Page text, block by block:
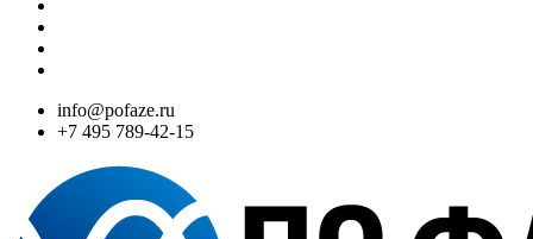
info@pofaze.ru
+7 495 789-42-15